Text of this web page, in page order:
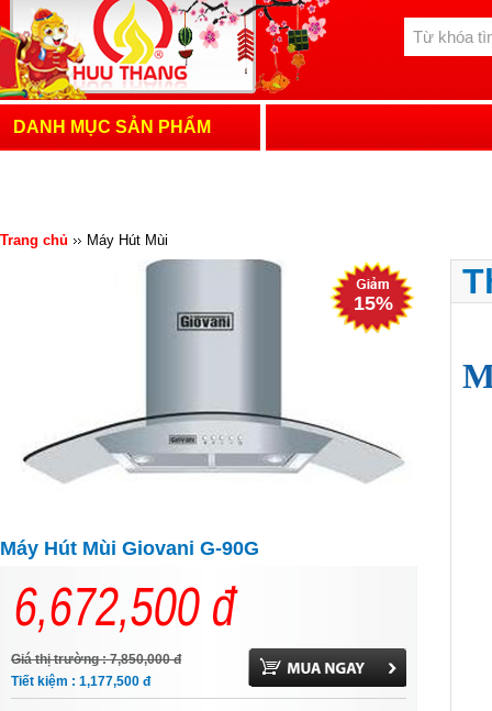
DANH MỤC SẢN PHẨM
Trang chủ Máy Hút Mùi
15%
Máy Hút Mùi Giovani G-90G
6,672,500đ
Giá thị trường : 7,850,000đ
Tiết kiệm : 1,177,500 đ